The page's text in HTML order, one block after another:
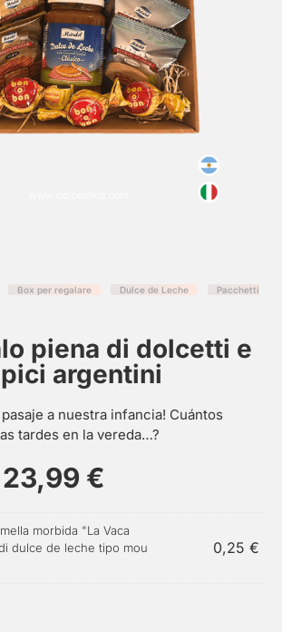
Box per regalare Dulce de Leche Pacchetti
piena di dolcetti e
argentini
a nuestra infancia! Cuántos
tardes en la vereda…?
23,99 €
morbida "La Vaca
dulce de leche tipo mou
0,25 €